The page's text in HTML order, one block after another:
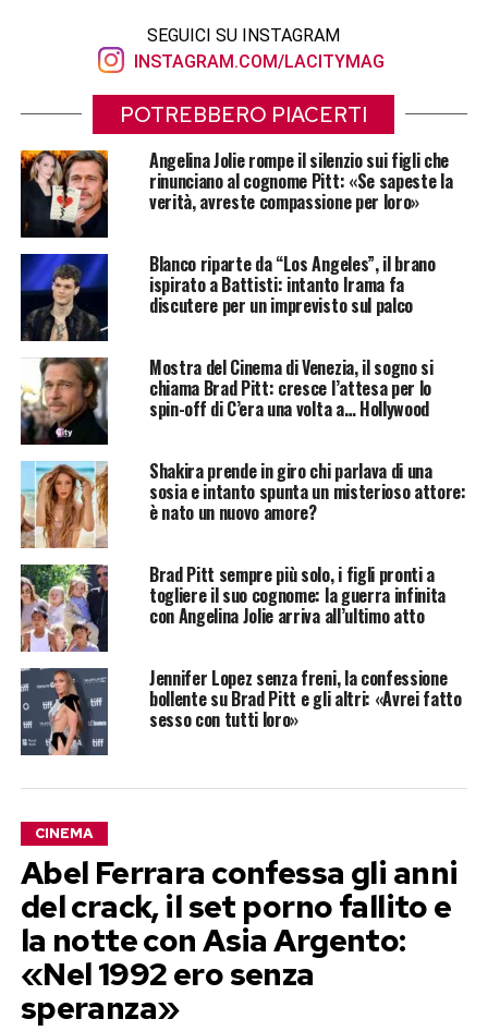
SEGUICI SU INSTAGRAM
INSTAGRAM.COM/LACITYMAG
POTREBBERO PIACERTI
Angelina Jolie rompe il silenzio sui figli che
rinunciano al cognome Pitt: «Se sapeste la
verità, avreste compassione per loro»
Blanco riparte da “Los Angeles”, il brano
ispirato a Battisti: intanto Irama fa
discutere per un imprevisto sul palco
Mostra del Cinema di Venezia, il sogno si
chiama Brad Pitt: cresce l’attesa per lo
spin-off di C’era una volta a… Hollywood
Shakira prende in giro chi parlava di una
sosia e intanto spunta un misterioso attore:
è nato un nuovo amore?
Brad Pitt sempre più solo, i figli pronti a
togliere il suo cognome: la guerra infinita
con Angelina Jolie arriva all’ultimo atto
Jennifer Lopez senza freni, la confessione
bollente su Brad Pitt e gli altri: «Avrei fatto
sesso con tutti loro»
CINEMA
Abel Ferrara confessa gli anni
del crack, il set porno fallito e
la notte con Asia Argento:
«Nel 1992 ero senza
speranza»